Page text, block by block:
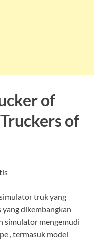
of
of
truk yang
dikembangkan
simulator mengemudi
, termasuk model